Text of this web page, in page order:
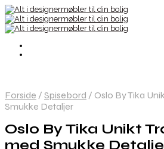
Forside / Spisebord / Oslo By Tika
Smukke Detaljer
Oslo By Tika Unikt
med Smukke